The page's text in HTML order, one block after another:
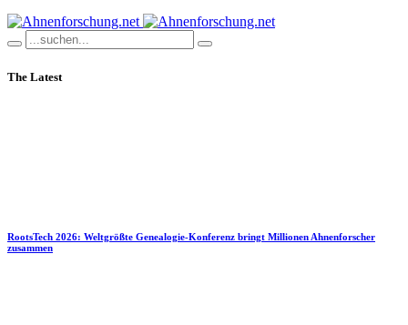
The Latest
RootsTech 2026: Weltgrößte Genealogie-Konferenz bringt Millionen Ahnenforscher
zusammen